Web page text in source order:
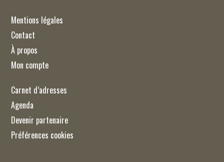
Mentions légales
Contact
À propos
Mon compte
Carnet d’adresses
Agenda
Devenir partenaire
Préférences cookies